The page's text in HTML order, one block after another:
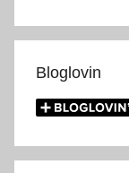
Bloglovin